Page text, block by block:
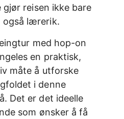
reisen ikke bare
også lærerik.
med hop-on
en praktisk,
måte å utforske
i denne
Det er det ideelle
som ønsker å få